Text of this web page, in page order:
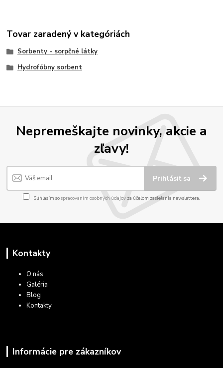
Tovar zaradený v kategóriách
Sorbenty - sorpčné látky
Hydrofóbny sorbent
Nepremeškajte novinky, akcie a
zľavy!
Prihlásiť sa
Súhlasím sospracovaním osobných údajov za účelom zasielania newslettera.
Kontakty
O nás
Galéria
Blog
Kontakty
Informácie pre zákazníkov